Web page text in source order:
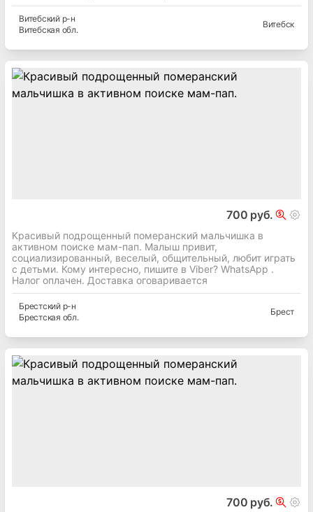
Витебскийр-н
Витебская обл.
Витебск
700 руб.
Красивый подрощенный померанский мальчишка в
активном поиске мам-пап. Малыш привит,
социализированный, веселый, общительный, любит играть
с детьми. Кому интересно, пишите в Viber? WhatsApp .
Налог оплачен. Доставка оговаривается
Брестскийр-н
Брестская обл.
Брест
700 руб.